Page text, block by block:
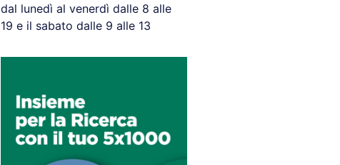
dal lunedì al venerdì dalle 8 alle
19 e il sabato dalle 9 alle 13